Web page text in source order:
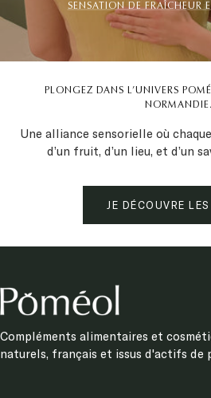
SENSATION DE FRAÎCHEUR
PLONGEZ DANS L’UNIVERS
NORMANDIE.
Une alliance sensorielle où
d’un fruit, d’un lieu, et d’un
JE DÉCOUVRE
Compléments alimentaires et
naturels, français et issus d'actifs de